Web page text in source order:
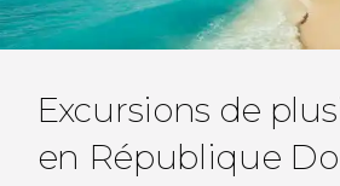
Excursions de
en République